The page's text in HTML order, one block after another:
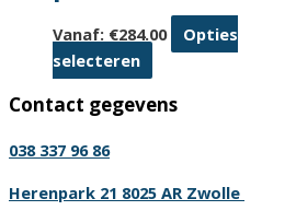
op
de
Vanaf: €284.00
Opties
selecteren
Dit
product
heeft
Deze
Contact gegevens
038 337 96 86
Herenpark 21 8025 AR Zwolle